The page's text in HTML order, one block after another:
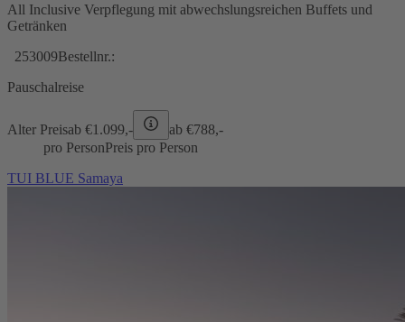
All Inclusive Verpflegung mit abwechslungsreichen Buffets und
Getränken
253009Bestellnr.:
Pauschalreise
Alter Preisab €1.099,- ab €788,-
pro PersonPreis pro Person
TUI BLUE Samaya